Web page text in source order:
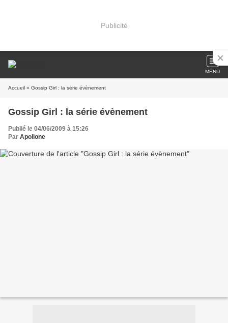
Publicité
MENU
Accueil » Gossip Girl : la série évènement
Gossip Girl : la série évènement
Publié le 04/06/2009 à 15:26
Par Apollone